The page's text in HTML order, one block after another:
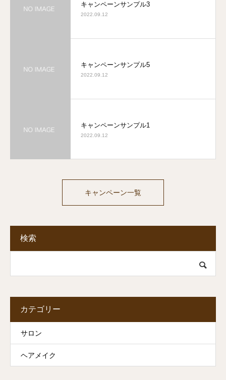
キャンペーンサンプル3
2022.09.12
キャンペーンサンプル5
2022.09.12
キャンペーンサンプル1
2022.09.12
キャンペーン一覧
検索
カテゴリー
サロン
ヘアメイク